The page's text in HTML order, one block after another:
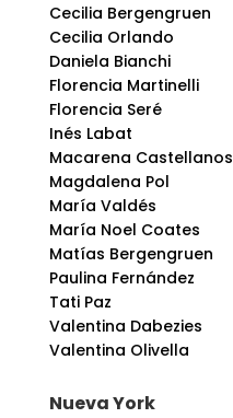
Cecilia Bergengruen
Cecilia Orlando
Daniela Bianchi
Florencia Martinelli
Florencia Seré
Inés Labat
Macarena Castellanos
Magdalena Pol
María Valdés
María Noel Coates
Matías Bergengruen
Paulina Fernández
Tati Paz
Valentina Dabezies
Valentina Olivella
Nueva York